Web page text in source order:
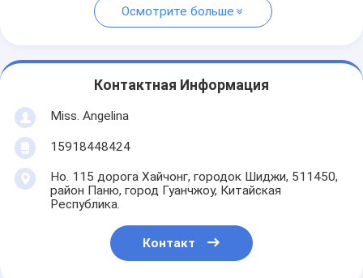
Осмотрите больше
Контактная Информация
Miss. Angelina
15918448424
Но. 115 дорога Хайчонг, городок Шиджи, 511450,
район Паню, город Гуанчжоу, Китайская
Республика.
Контакт